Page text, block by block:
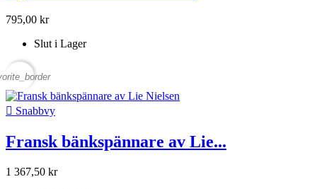
795,00 kr
Slut i Lager
 Snabbvy
Fransk bänkspännare av Lie...
1 367,50 kr